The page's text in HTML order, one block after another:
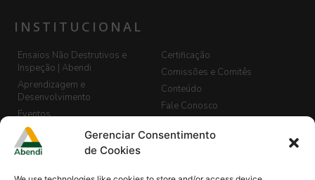
Gerenciar Consentimento
de Cookies
INSTITUCIONAL
Ensaios Não Destrutivos e
Inspeção | Abendi
Aprendizagem e
Desenvolvimento
Eventos
Banco de Currículos
Cadastro de Vagas
Certificação
Comissões e Comitês
Conteúdo
Fale Conosco
Guia de END, Inspeção e